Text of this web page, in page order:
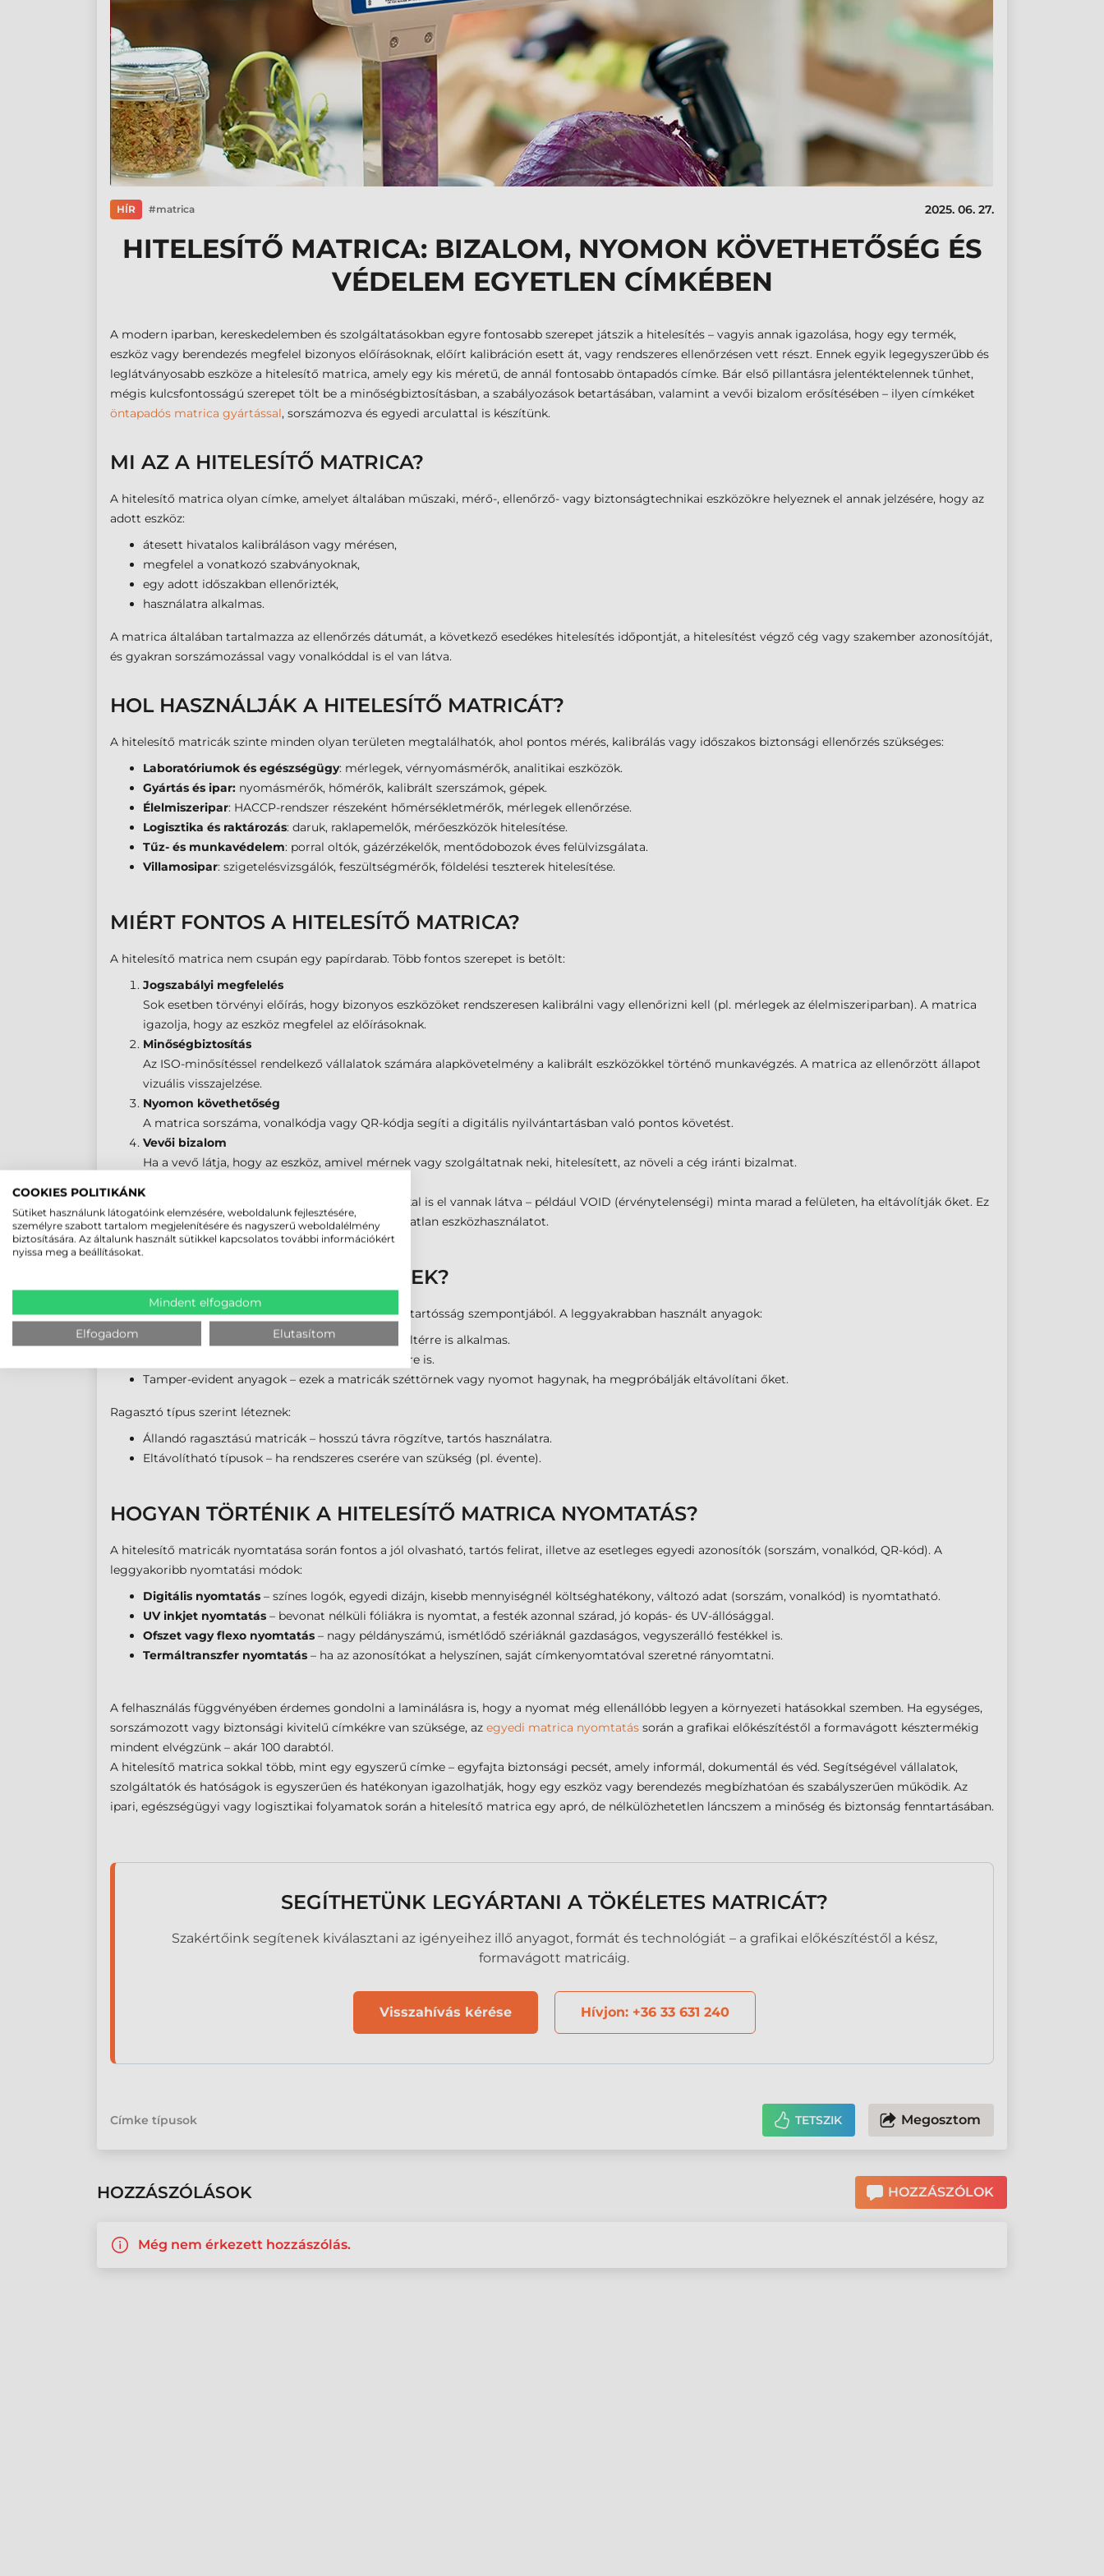
HÍR matrica 2025. 06. 27.
HITELESÍTŐ MATRICA: BIZALOM, NYOMON KÖVETHETŐSÉG ÉS
VÉDELEM EGYETLEN CÍMKÉBEN
A modern iparban, kereskedelemben és szolgáltatásokban egyre fontosabb szerepet játszik a hitelesítés – vagyis annak igazolása, hogy egy termék,
eszköz vagy berendezés megfelel bizonyos előírásoknak, előírt kalibráción esett át, vagy rendszeres ellenőrzésen vett részt. Ennek egyik legegyszerűbb és
leglátványosabb eszköze a hitelesítő matrica, amely egy kis méretű, de annál fontosabb öntapadós címke. Bár első pillantásra jelentéktelennek tűnhet,
mégis kulcsfontosságú szerepet tölt be a minőségbiztosításban, a szabályozások betartásában, valamint a vevői bizalom erősítésében – ilyen címkéket
öntapadós matrica gyártással, sorszámozva és egyedi arculattal is készítünk.
MI AZ A HITELESÍTŐ MATRICA?
A hitelesítő matrica olyan címke, amelyet általában műszaki, mérő-, ellenőrző- vagy biztonságtechnikai eszközökre helyeznek el annak jelzésére, hogy az
adott eszköz:
átesett hivatalos kalibráláson vagy mérésen,
megfelel a vonatkozó szabványoknak,
egy adott időszakban ellenőrizték,
használatra alkalmas.
A matrica általában tartalmazza az ellenőrzés dátumát, a következő esedékes hitelesítés időpontját, a hitelesítést végző cég vagy szakember azonosítóját,
és gyakran sorszámozással vagy vonalkóddal is el van látva.
HOL HASZNÁLJÁK A HITELESÍTŐ MATRICÁT?
A hitelesítő matricák szinte minden olyan területen megtalálhatók, ahol pontos mérés, kalibrálás vagy időszakos biztonsági ellenőrzés szükséges:
Laboratóriumok és egészségügy: mérlegek, vérnyomásmérők, analitikai eszközök.
Gyártás és ipar: nyomásmérők, hőmérők, kalibrált szerszámok, gépek.
Élelmiszeripar: HACCP-rendszer részeként hőmérsékletmérők, mérlegek ellenőrzése.
Logisztika és raktározás: daruk, raklapemelők, mérőeszközök hitelesítése.
Tűz- és munkavédelem: porral oltók, gázérzékelők, mentődobozok éves felülvizsgálata.
Villamosipar: szigetelésvizsgálók, feszültségmérők, földelési teszterek hitelesítése.
MIÉRT FONTOS A HITELESÍTŐ MATRICA?
A hitelesítő matrica nem csupán egy papírdarab. Több fontos szerepet is betölt:
Jogszabályi megfelelés
Sok esetben törvényi előírás, hogy bizonyos eszközöket rendszeresen kalibrálni vagy ellenőrizni kell (pl. mérlegek az élelmiszeriparban). A matrica
igazolja, hogy az eszköz megfelel az előírásoknak.
Minőségbiztosítás
Az ISO-minősítéssel rendelkező vállalatok számára alapkövetelmény a kalibrált eszközökkel történő munkavégzés. A matrica az ellenőrzött állapot
vizuális visszajelzése.
Nyomon követhetőség
A matrica sorszáma, vonalkódja vagy QR-kódja segíti a digitális nyilvántartásban való pontos követést.
Vevői bizalom
Ha a vevő látja, hogy az eszköz, amivel mérnek vagy szolgáltatnak neki, hitelesített, az növeli a cég iránti bizalmat.
Egyes hitelesítő matricák biztonsági funkciókkal is el vannak látva – például VOID (érvénytelenségi) minta marad a felületen, ha eltávolítják őket. Ez
megakadályozza a visszaéléseket vagy jogosulatlan eszközhasználatot.
MILYEN ANYAGBÓL KÉSZÜLNEK?
A hitelesítő matricák alapanyaga kulcsfontosságú a tartósság szempontjából. A leggyakrabban használt anyagok:
Poliészter (PET) – nagy hő- és kopásállóság, kültérre is alkalmas.
Vinil (PVC) – rugalmas, jól tapad ívelt felületekre is.
Tamper-evident anyagok – ezek a matricák széttörnek vagy nyomot hagynak, ha megpróbálják eltávolítani őket.
Ragasztó típus szerint léteznek:
Állandó ragasztású matricák – hosszú távra rögzítve, tartós használatra.
Eltávolítható típusok – ha rendszeres cserére van szükség (pl. évente).
HOGYAN TÖRTÉNIK A HITELESÍTŐ MATRICA NYOMTATÁS?
A hitelesítő matricák nyomtatása során fontos a jól olvasható, tartós felirat, illetve az esetleges egyedi azonosítók (sorszám, vonalkód, QR-kód). A
leggyakoribb nyomtatási módok:
Digitális nyomtatás – színes logók, egyedi dizájn, kisebb mennyiségnél költséghatékony, változó adat (sorszám, vonalkód) is nyomtatható.
UV inkjet nyomtatás – bevonat nélküli fóliákra is nyomtat, a festék azonnal szárad, jó kopás- és UV-állósággal.
Ofszet vagy flexo nyomtatás – nagy példányszámú, ismétlődő szériáknál gazdaságos, vegyszerálló festékkel is.
Termáltranszfer nyomtatás – ha az azonosítókat a helyszínen, saját címkenyomtatóval szeretné rányomtatni.
A felhasználás függvényében érdemes gondolni a laminálásra is, hogy a nyomat még ellenállóbb legyen a környezeti hatásokkal szemben. Ha egységes,
sorszámozott vagy biztonsági kivitelű címkékre van szüksége, az egyedi matrica nyomtatás során a grafikai előkészítéstől a formavágott késztermékig
mindent elvégzünk – akár 100 darabtól.
A hitelesítő matrica sokkal több, mint egy egyszerű címke – egyfajta biztonsági pecsét, amely informál, dokumentál és véd. Segítségével vállalatok,
szolgáltatók és hatóságok is egyszerűen és hatékonyan igazolhatják, hogy egy eszköz vagy berendezés megbízhatóan és szabályszerűen működik. Az
ipari, egészségügyi vagy logisztikai folyamatok során a hitelesítő matrica egy apró, de nélkülözhetetlen láncszem a minőség és biztonság fenntartásában.
SEGÍTHETÜNK LEGYÁRTANI A TÖKÉLETES MATRICÁT?
Szakértőink segítenek kiválasztani az igényeihez illő anyagot, formát és technológiát – a grafikai előkészítéstől a kész,
formavágott matricáig.
Visszahívás kérése Hívjon: +36 33 631 240
Címke típusok TETSZIK Megosztom
HOZZÁSZÓLÁSOK HOZZÁSZÓLOK
Még nem érkezett hozzászólás.
COOKIES POLITIKÁNK
Sütiket használunk látogatóink elemzésére, weboldalunk fejlesztésére,
személyre szabott tartalom megjelenítésére és nagyszerű weboldalélmény
biztosítására. Az általunk használt sütikkel kapcsolatos további információkért
nyissa meg a beállításokat.
Mindent elfogadom
Elfogadom Elutasítom